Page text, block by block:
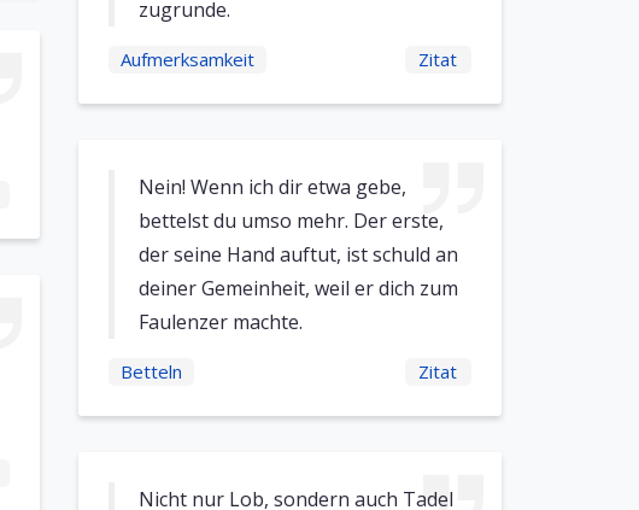
zugrunde.
Aufmerksamkeit Zitat
Nein! Wenn ich dir etwa gebe,
bettelst du umso mehr. Der erste,
der seine Hand auftut, ist schuld an
deiner Gemeinheit, weil er dich zum
Faulenzer machte.
Betteln Zitat
Nicht nur Lob, sondern auch Tadel